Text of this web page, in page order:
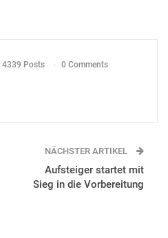
4339 Posts 0 Comments
NÄCHSTER ARTIKEL
Aufsteiger startet mit
Sieg in die Vorbereitung